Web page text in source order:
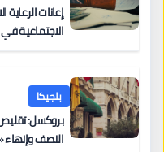
إعانات
الاجتماعية في
بلجيكا
بروكسل:
النصف